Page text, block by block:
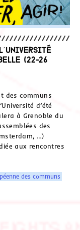
(22-26
des communs
d’été
à Grenoble du
des
…)
aux rencontres
des communs